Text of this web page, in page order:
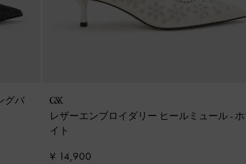
グバ
レザーエンブロイダリー ヒールミュール -
イト
¥ 14,900